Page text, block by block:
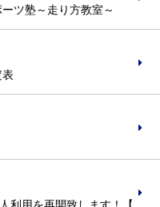
ツ塾～走り方教室～
表